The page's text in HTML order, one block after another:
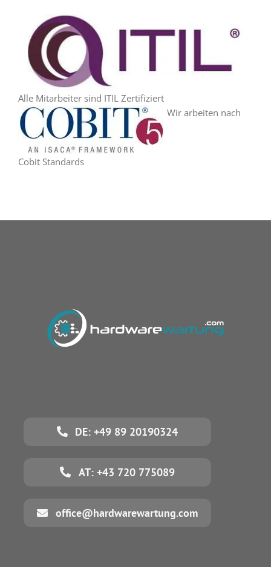
Alle Mitarbeiter sind ITIL Zertifiziert
Wir arbeiten nach
Cobit Standards
DE: +49 89 20190324
AT: +43 720 775089
office@hardwarewartung.com